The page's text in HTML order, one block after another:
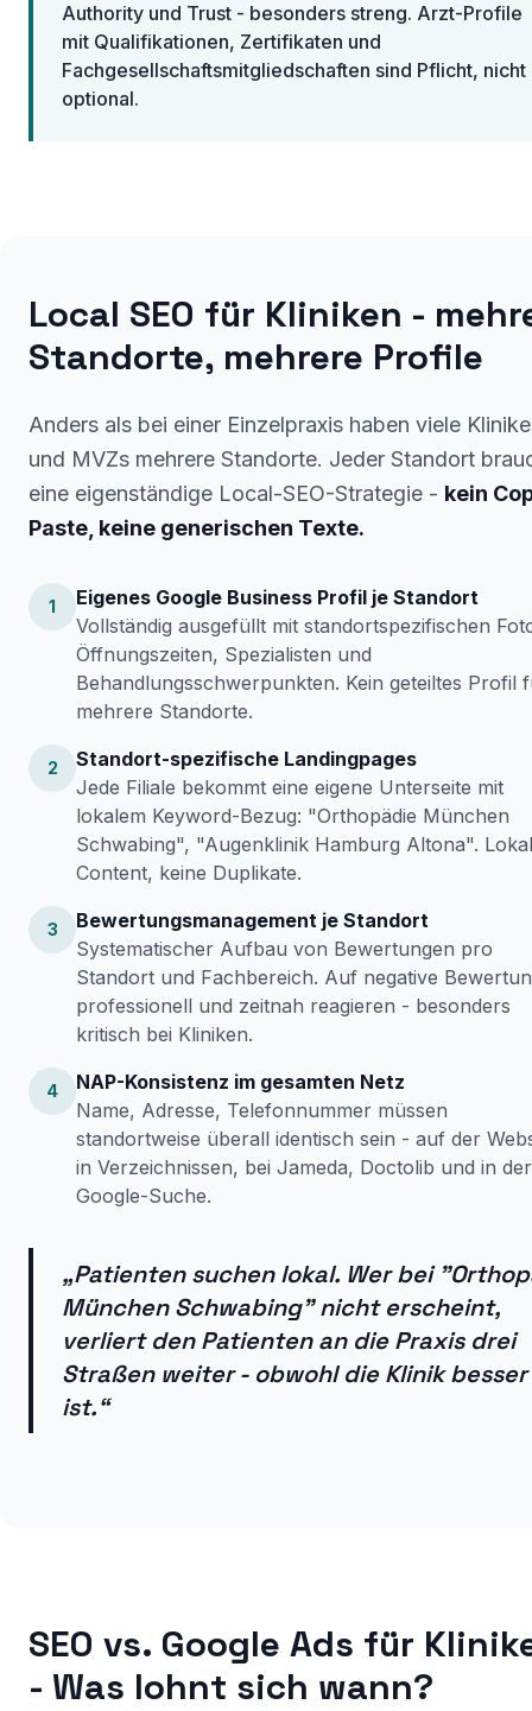
Authority und Trust - besonders streng. Arzt-Profile
mit Qualifikationen, Zertifikaten und
Fachgesellschaftsmitgliedschaften sind Pflicht, nicht
optional.
Local SEO für Kliniken -
Standorte, mehrere Profile
Anders als bei einer Einzelpraxis haben viele
und MVZs mehrere Standorte. Jeder Standort
eine eigenständige Local-SEO-Strategie - kein
Paste, keine generischen Texte.
1
Eigenes Google Business Profil je Standort
Vollständig ausgefüllt mit standortspezifischen
Öffnungszeiten, Spezialisten und
Behandlungsschwerpunkten. Kein geteiltes Profil
mehrere Standorte.
2
Standort-spezifische Landingpages
Jede Filiale bekommt eine eigene Unterseite mit
lokalem Keyword-Bezug: "Orthopädie München
Schwabing", "Augenklinik Hamburg Altona".
Content, keine Duplikate.
3
Bewertungsmanagement je Standort
Systematischer Aufbau von Bewertungen pro
Standort und Fachbereich. Auf negative
professionell und zeitnah reagieren - besonders
kritisch bei Kliniken.
4
NAP-Konsistenz im gesamten Netz
Name, Adresse, Telefonnummer müssen
standortweise überall identisch sein - auf der
in Verzeichnissen, bei Jameda, Doctolib und in der
Google-Suche.
„Patienten suchen lokal. Wer bei
München Schwabing" nicht erscheint,
verliert den Patienten an die Praxis drei
Straßen weiter - obwohl die Klinik besser
ist.“
SEO vs. Google Ads für
- Was lohnt sich wann?